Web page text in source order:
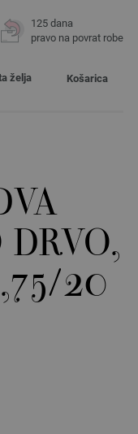
125 dana
pravo na povrat robe
želja Košarica
DRVO,
20